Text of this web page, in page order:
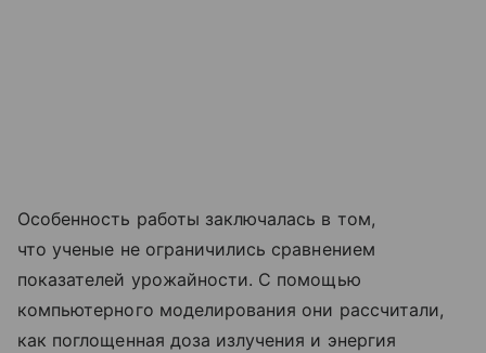
Особенность работы заключалась в том,
что ученые не ограничились сравнением
показателей урожайности. С помощью
компьютерного моделирования они рассчитали,
как поглощенная доза излучения и энергия